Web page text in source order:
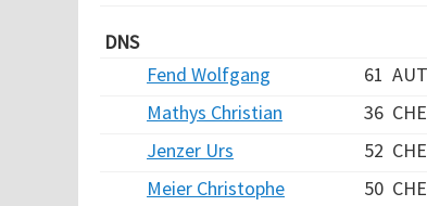
DNS
Fend Wolfgang
61 AUT
Mathys Christian
36 CHE
Jenzer Urs
52 CHE
Meier Christophe
50 CHE